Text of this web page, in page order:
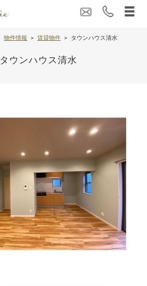
物件情報 賃貸物件 タウンハウス清水
タウンハウス清水